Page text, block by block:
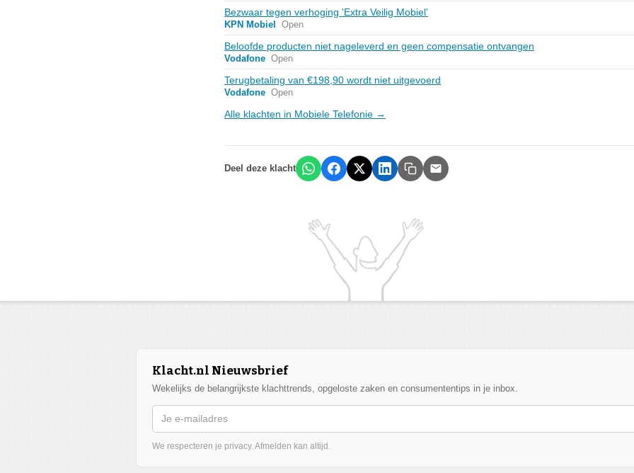
Bezwaar tegen verhoging 'Extra Veilig Mobiel'
KPN Mobiel Open
Beloofde producten niet nageleverd en geen compensatie ontvangen
Vodafone Open
Terugbetaling van €198,90 wordt niet uitgevoerd
Vodafone Open
Alle klachten in Mobiele Telefonie →
Deel deze klacht
Klacht.nl Nieuwsbrief
Wekelijks de belangrijkste klachttrends, opgeloste zaken en consumententips in je inbox.
We respecteren je privacy. Afmelden kan altijd.